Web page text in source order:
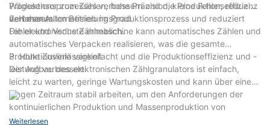
Produktionsprozesses verbessern und die Produktionseffizienz
verbessern.
Wägesensor zum Zählen, hohe Präzision, kleine Fehler, reduziert
den manuellen Betrieb im Produktionsprozess und reduziert
Fehler und Verluste erheblich.
2. Hoher Automatisierungsgrad
Die elektronische Zählmaschine kann automatisches Zählen und
automatisches Verpacken realisieren, was die gesamte
Produktionslinie vereinfacht und die Produktionseffizienz und -
leistung verbessert.
3. Hohe Zuverlässigkeit
Der Aufbau des elektronischen Zählgranulators ist einfach,
leicht zu warten, geringe Wartungskosten und kann über einen
langen Zeitraum stabil arbeiten, um den Anforderungen der
kontinuierlichen Produktion und Massenproduktion von
Unternehmen gerecht zu werden.
Weiterlesen